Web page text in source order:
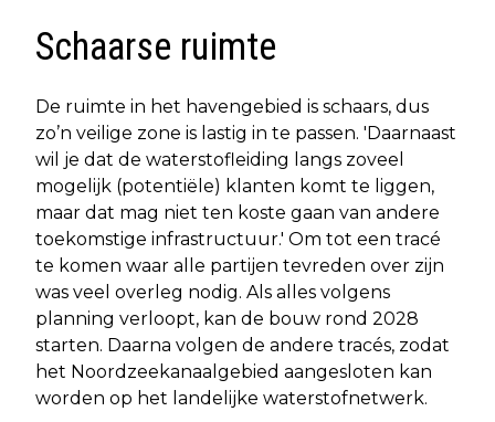
Schaarse ruimte
De ruimte in het havengebied is schaars, dus
zo’n veilige zone is lastig in te passen. 'Daarnaast
wil je dat de waterstofleiding langs zoveel
mogelijk (potentiële) klanten komt te liggen,
maar dat mag niet ten koste gaan van andere
toekomstige infrastructuur.' Om tot een tracé
te komen waar alle partijen tevreden over zijn
was veel overleg nodig. Als alles volgens
planning verloopt, kan de bouw rond 2028
starten. Daarna volgen de andere tracés, zodat
het Noordzeekanaalgebied aangesloten kan
worden op het landelijke waterstofnetwerk.